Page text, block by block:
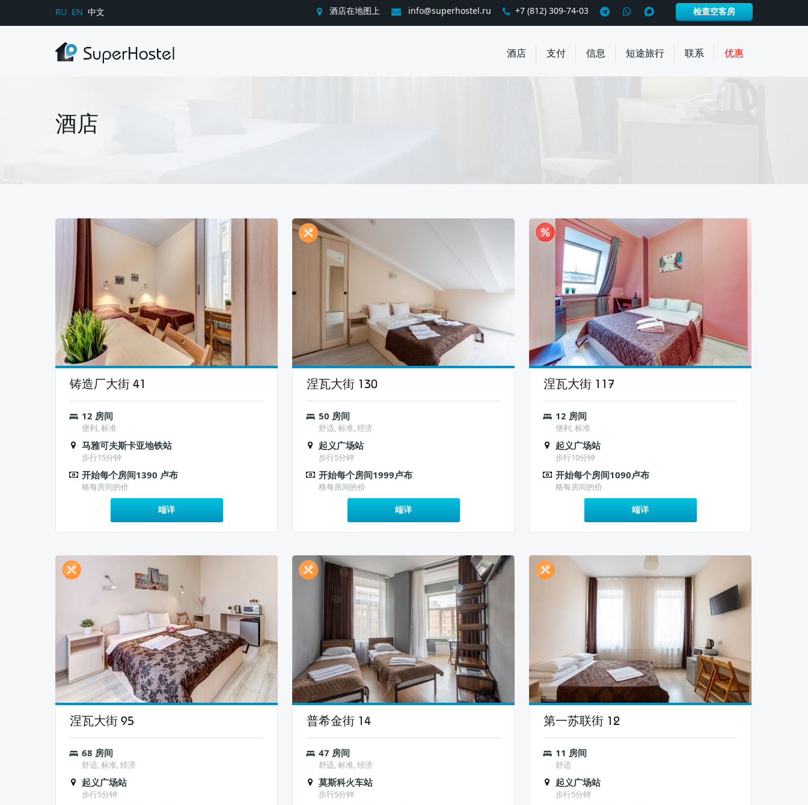
RU EN 中文 酒店在地图上 info@superhostel.ru +7 (812) 309-74-03 检查空客房
酒店 支付 信息 短途旅行 联系 优惠
酒店
铸造厂大街 41
12 房间
便利, 标准
马雅可夫斯卡亚地铁站
步行15分钟
开始每个房间1390 卢布
格每房间的价
端详
涅瓦大街 130
50 房间
舒适, 标准, 经济
起义广场站
步行5分钟
开始每个房间1999卢布
格每房间的价
端详
涅瓦大街 117
12 房间
便利, 标准
起义广场站
步行10分钟
开始每个房间1090卢布
格每房间的价
端详
涅瓦大街 95
68 房间
舒适, 标准, 经济
起义广场站
步行5分钟
普希金街 14
47 房间
舒适, 标准, 经济
莫斯科火车站
步行5分钟
第一苏联街 12
11 房间
舒适
起义广场站
步行5分钟